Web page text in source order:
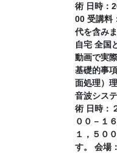
術 日時：
00 受講料
代を含み
自宅 全国
動画で実
基礎的事
面処理）
音波シス
術 日時：
００－１
１，５０
す。 会場